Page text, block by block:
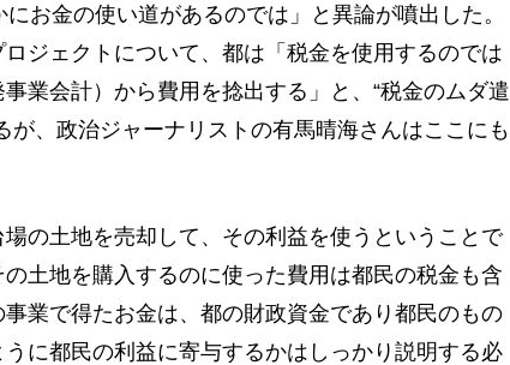
お金の使い道があるのでは」と異論が噴出した。
ジェクトについて、都は「税金を使用するのでは
業会計）から費用を捻出する」と、“税金のムダ遣
が、政治ジャーナリストの有馬晴海さんはここにも
場の土地を売却して、その利益を使うということで
土地を購入するのに使った費用は都民の税金も含
業で得たお金は、都の財政資金であり都民のもの
に都民の利益に寄与するかはしっかり説明する必